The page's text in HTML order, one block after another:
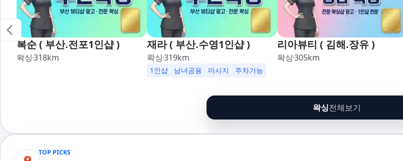
복순 ( 부산.전포1인샵 )
왁싱318km
재라 ( 부산.수영1인샵 )
왁싱319km
1인샵 남녀공용 마사지 주차가능
리아뷰티 ( 김해.장유 )
왁싱305km
왁싱전체보기
TOP PICKS